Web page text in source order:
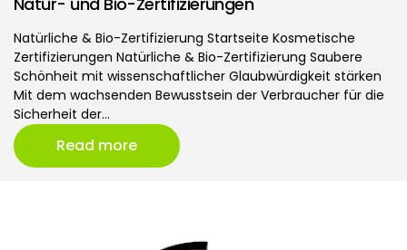
Natürliche & Bio-Zertifizierung Startseite Kosmetische
Zertifizierungen Natürliche & Bio-Zertifizierung Saubere
Schönheit mit wissenschaftlicher Glaubwürdigkeit stärken
Mit dem wachsenden Bewusstsein der Verbraucher für die
Sicherheit der…
Read more